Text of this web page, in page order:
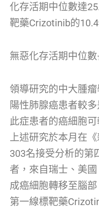
化存活期中位數達
靶藥Crizotinib的
無惡化存活期中位
領導研究的中大腫
陽性肺腺癌患者較
此症患者的癌細胞可
上述研究於本月在
303名接受分析的第
者，來自瑞士、美
成癌細胞轉移至腦
第一線標靶藥